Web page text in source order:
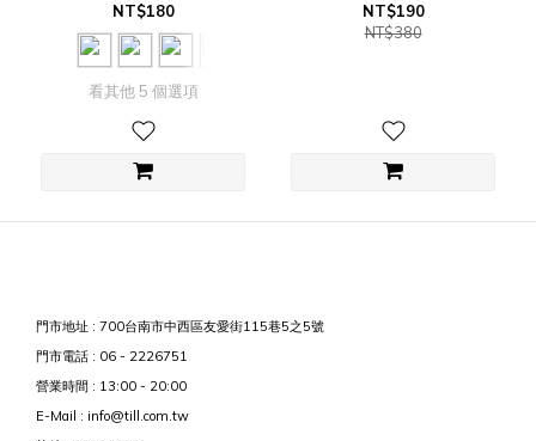
NT$180
看其他 5 個選項
NT$190
NT$380
門市地址 : 700台南市中西區友愛街115巷5之5號
門市電話 : 06 - 2226751
營業時間 : 13:00 - 20:00
E-Mail : info@till.com.tw